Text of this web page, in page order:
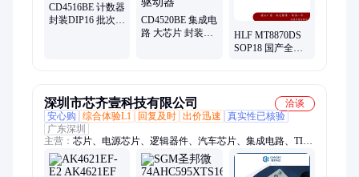
CD4516BE 计数器
封装DIP16 批次
CD4520BE 集成电
路 大芯片 封装
HLF MT8870DS
SOP18 国产全新
深圳市芯齐壹科技有限公司
洽谈
安心购
综合体验L1 回复及时 出价迅速
真实性已核验
广东深圳
主营： 芯片、电源芯片、逻辑器件、汽车芯片、集成电路、TI德
州仪器、JW杰华特、ETA鈺泰、电子元器件、传感器、电源控
制、MOSFET场效应管、视频放大器、触摸IC、芯洲科技